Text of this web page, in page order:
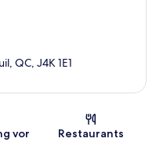
QC, J4K 1E1
vor
Restaurants